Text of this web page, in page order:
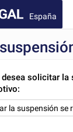
España
solicitar